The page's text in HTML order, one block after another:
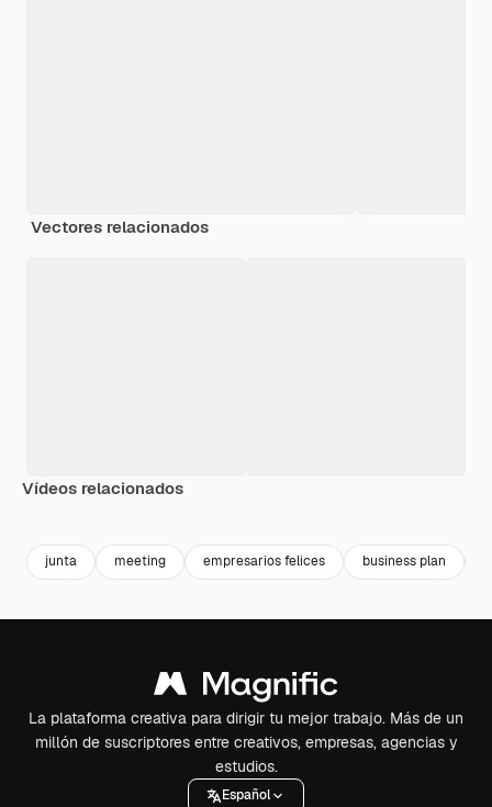
Vectores relacionados
Vídeos relacionados
junta meeting empresarios felices business plan
La plataforma creativa para dirigir tu mejor trabajo. Más de un
millón de suscriptores entre creativos, empresas, agencias y
estudios.
Español